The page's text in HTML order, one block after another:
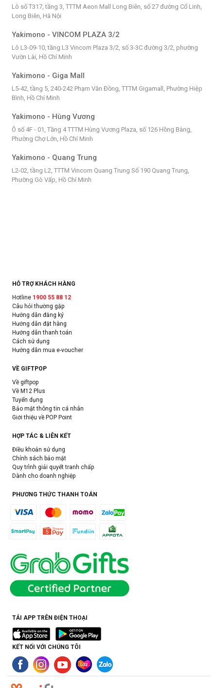
Lô số T317, tầng 3, TTTM Aeon Mall Long Biên, số 27 đường Cổ Linh,
Long Biên, Hà Nội
Yakimono - VINCOM PLAZA 3/2
Lô L3-09-10, tầng L3 Vincom Plaza 3/2, số 3-3C đường 3/2, phường
Vườn Lài, Hồ Chí Minh
Yakimono - Giga Mall
L5-42, tầng 5, 240-242 Phạm Văn Đồng, TTTM Gigamall, Phường Hiệp
Bình, Hồ Chí Minh
Yakimono - Hùng Vương
Ô số 4F - 01, Tầng 4 TTTM Hùng Vương Plaza, số 126 Hồng Bàng,
Phường Chợ Lớn, Hồ Chí Minh
Yakimono - Quang Trung
L2-02, tầng L2, TTTM Vincom Quang Trung Số 190 Quang Trung,
Phường Gò Vấp, Hồ Chí Minh
HỖ TRỢ KHÁCH HÀNG
Hotline 1900 55 88 12
Câu hỏi thường gặp
Hướng dẫn đăng ký
Hướng dẫn đặt hàng
Hướng dẫn thanh toán
Cách sử dụng
Hướng dẫn mua e-voucher
VỀ GIFTPOP
Về giftpop
Về M12 Plus
Tuyển dụng
Bảo mật thông tin cá nhân
Giới thiệu về POP Point
HỢP TÁC & LIÊN KẾT
Điều khoản sử dụng
Chính sách bảo mật
Quy trình giải quyết tranh chấp
Dành cho doanh nghiệp
PHƯƠNG THỨC THANH TOÁN
TẢI APP TRÊN ĐIỆN THOẠI
KẾT NỐI VỚI CHÚNG TÔI